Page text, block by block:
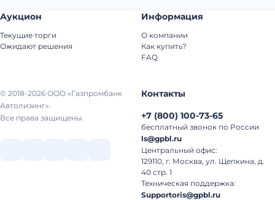
© 2018-2026 ООО «Газпромбанк
Автолизинг».
Все права защищены.
Аукцион
Текущие торги
Ожидают решения
Информация
О компании
Как купить?
FAQ
Контакты
+7 (800) 100-73-65
бесплатный звонок по России
ls@gpbl.ru
Центральный офис:
129110, г. Москва, ул. Щепкина, д.
40 стр. 1
Техническая поддержка:
Supportoris@gpbl.ru